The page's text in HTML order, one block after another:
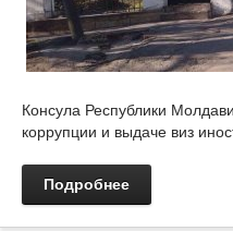
Консула Республики
коррупции и выдаче виз
Подробнее